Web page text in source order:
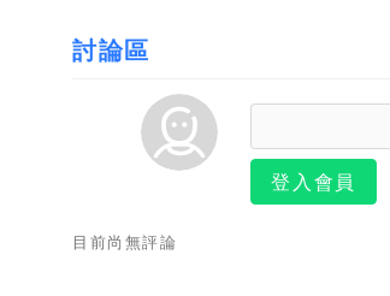
討論區
登入會員
目前尚無評論